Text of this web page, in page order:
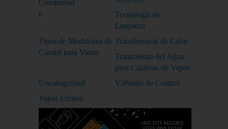
Condensad
o
Tecnología de
Limpieza
Tipos de Medidores de
Caudal para Vapor
Transferencia de Calor
Tratamiento del Agua
para Calderas de Vapor
Uncategorized
Válvulas de Control
Vapor Limpio